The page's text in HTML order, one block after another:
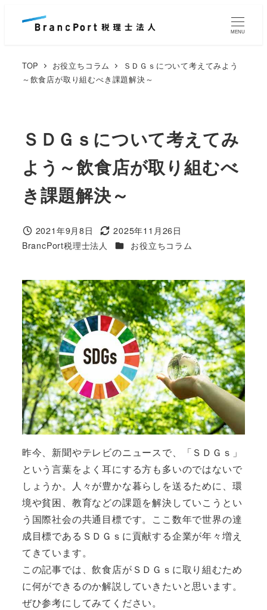
MENU
TOP お役立ちコラム
ＳＤＧｓについて考えてみよう
～飲食店が取り組むべき課題解決～
ＳＤＧｓについて考えてみ
よう～飲食店が取り組むべ
き課題解決～
投稿日
2021年9月8日
更新日
2025年11月26日
著
BrancPort税理士法人 カテゴリー
お役立ちコラム
昨今、新聞やテレビのニュースで、「ＳＤＧｓ」
という言葉をよく耳にする方も多いのではないで
しょうか。人々が豊かな暮らしを送るために、環
境や貧困、教育などの課題を解決していこうとい
う国際社会の共通目標です。ここ数年で世界の達
成目標であるＳＤＧｓに貢献する企業が年々増え
てきています。
この記事では、飲食店がＳＤＧｓに取り組むため
に何ができるのか解説していきたいと思います。
ぜひ参考にしてみてください。